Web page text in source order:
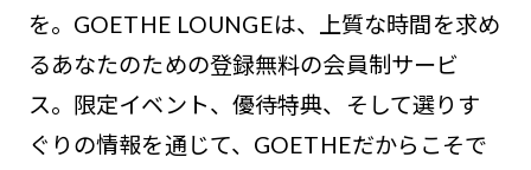
を。GOETHE LOUNGEは、上質な時間を求め
るあなたのための登録無料の会員制サービ
ス。限定イベント、優待特典、そして選りす
ぐりの情報を通じて、GOETHEだからこそで